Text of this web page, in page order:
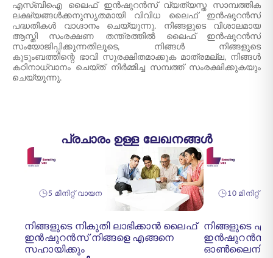
എസ്‌ബി‌ഐ ലൈഫ് ഇൻഷുറൻസ് വ്യത്യസ്ത സാമ്പത്തിക
ലക്ഷ്യങ്ങൾക്കനുസൃതമായി വിവിധ ലൈഫ് ഇൻഷുറൻസ്
പദ്ധതികൾ വാഗ്ദാനം ചെയ്യുന്നു. നിങ്ങളുടെ വിശാലമായ
ആസ്തി സംരക്ഷണ തന്ത്രത്തിൽ ലൈഫ് ഇൻഷുറൻസ്
സംയോജിപ്പിക്കുന്നതിലൂടെ, നിങ്ങൾ നിങ്ങളുടെ
കുടുംബത്തിന്റെ ഭാവി സുരക്ഷിതമാക്കുക മാത്രമല്ല, നിങ്ങൾ
കഠിനാധ്വാനം ചെയ്ത് നിർമ്മിച്ച സമ്പത്ത് സംരക്ഷിക്കുകയും
ചെയ്യുന്നു.
പ്രചാരം ഉള്ള ലേഖനങ്ങൾ
5 മിനിറ്റ് വായന
നിങ്ങളുടെ നികുതി ലാഭിക്കാൻ ലൈഫ്
ഇൻഷുറൻസ് നിങ്ങളെ എങ്ങനെ
സഹായിക്കും
10 മിനിറ്റ്
നിങ്ങളുടെ
ഇൻഷുറൻസ്
ഓൺലൈനിൽ